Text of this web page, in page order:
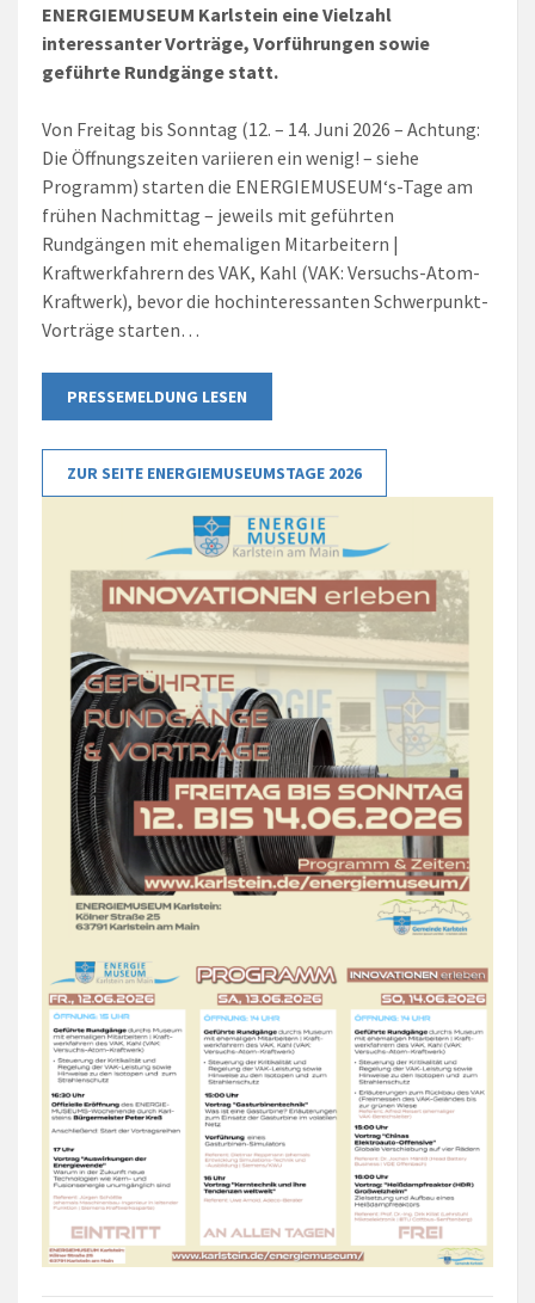
ENERGIEMUSEUM Karlstein eine Vielzahl
interessanter Vorträge, Vorführungen sowie
geführte Rundgänge statt.
Von Freitag bis Sonntag (12. – 14. Juni 2026 – Achtung:
Die Öffnungszeiten variieren ein wenig! – siehe
Programm) starten die ENERGIEMUSEUM‘s-Tage am
frühen Nachmittag – jeweils mit geführten
Rundgängen mit ehemaligen Mitarbeitern |
Kraftwerkfahrern des VAK, Kahl (VAK: Versuchs-Atom-
Kraftwerk), bevor die hochinteressanten Schwerpunkt-
Vorträge starten…
PRESSEMELDUNG LESEN
ZUR SEITE ENERGIEMUSEUMSTAGE 2026